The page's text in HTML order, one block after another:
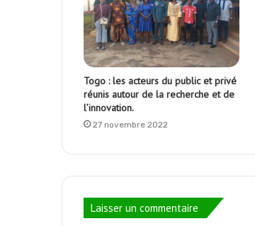
Togo : les acteurs du public et privé
réunis autour de la recherche et de
l’innovation.
27 novembre 2022
Laisser un commentaire